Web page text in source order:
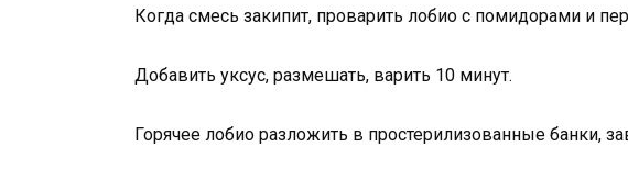
Когда смесь закипит, проварить лобио с помидорами и
Добавить уксус, размешать, варить 10 минут.
Горячее лобио разложить в простерилизованные банки,